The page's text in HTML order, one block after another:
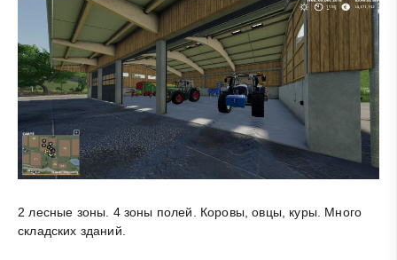
2 лесные зоны. 4 зоны полей. Коровы, овцы, куры. Много
складских зданий.